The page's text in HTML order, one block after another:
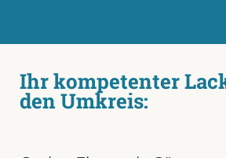
Ihr kompetenter
den Umkreis: